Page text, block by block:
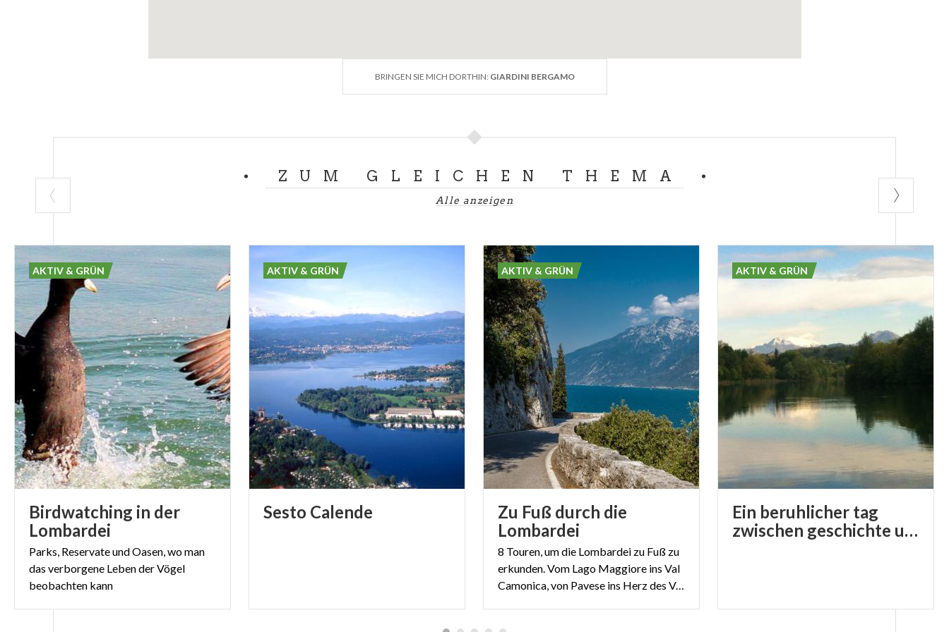
BRINGEN SIE MICH DORTHIN: GIARDINI BERGAMO
ZUM GLEICHEN THEMA
Alle anzeigen
Birdwatching in der
Lombardei
Parks, Reservate und Oasen, wo man
das verborgene Leben der Vögel
beobachten kann
AKTIV & GRÜN
Sesto Calende
AKTIV & GRÜN
Zu Fuß durch die
Lombardei
8 Touren, um die Lombardei zu Fuß zu
erkunden. Vom Lago Maggiore ins Val
Camonica, von Pavese ins Herz des Val Masino.
AKTIV & GRÜN
Ein beruhlicher tag
zwischen geschichte und natur in trezzo sull adda
AKTIV & GRÜN